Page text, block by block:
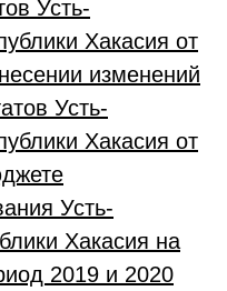
Усть-
Хакасия от
изменений
Усть-
Хакасия от
Усть-
Хакасия на
2019 и 2020